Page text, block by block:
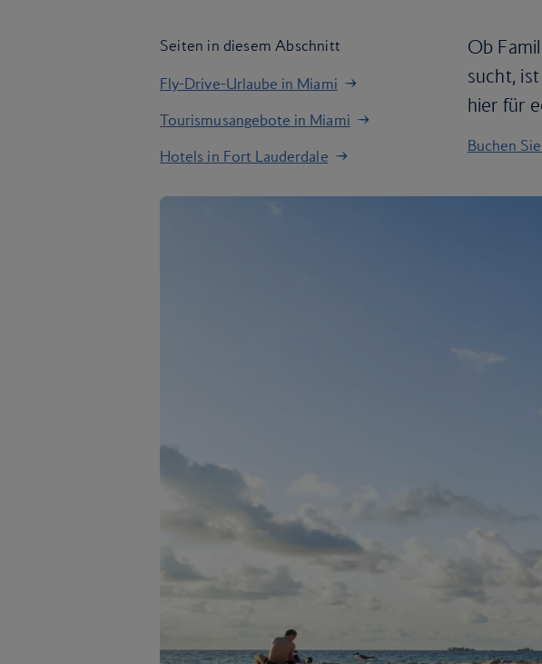
Seiten in diesem Abschnitt
Fly-Drive-Urlaube in Miami
Tourismusangebote in Miami
Hotels in Fort Lauderdale
Ob
sucht,
hier für
Buchen